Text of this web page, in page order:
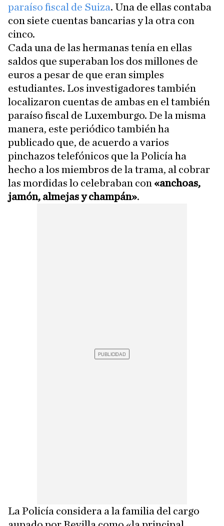
paraíso fiscal de Suiza. Una de ellas contaba
con siete cuentas bancarias y la otra con
cinco.
Cada una de las hermanas tenía en ellas
saldos que superaban los dos millones de
euros a pesar de que eran simples
estudiantes. Los investigadores también
localizaron cuentas de ambas en el también
paraíso fiscal de Luxemburgo. De la misma
manera, este periódico también ha
publicado que, de acuerdo a varios
pinchazos telefónicos que la Policía ha
hecho a los miembros de la trama, al cobrar
las mordidas lo celebraban con «anchoas,
jamón, almejas y champán».
La Policía considera a la familia del cargo